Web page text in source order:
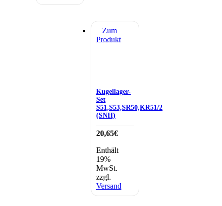
Zum
Produkt
Kugellager-
Set
S51,S53,SR50,KR51/2
(SNH)
20,65€
Enthält
19%
MwSt.
zzgl.
Versand